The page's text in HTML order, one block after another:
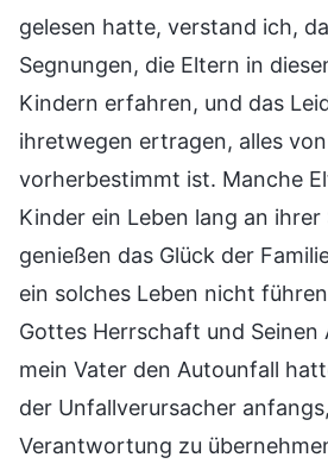
gelesen hatte, verstand ich,
Segnungen, die Eltern in
Kindern erfahren, und das
ihretwegen ertragen, alles
vorherbestimmt ist. Manche
Kinder ein Leben lang an ihrer
genießen das Glück der
ein solches Leben nicht
Gottes Herrschaft und Seinen
mein Vater den Autounfall
der Unfallverursacher
Verantwortung zu